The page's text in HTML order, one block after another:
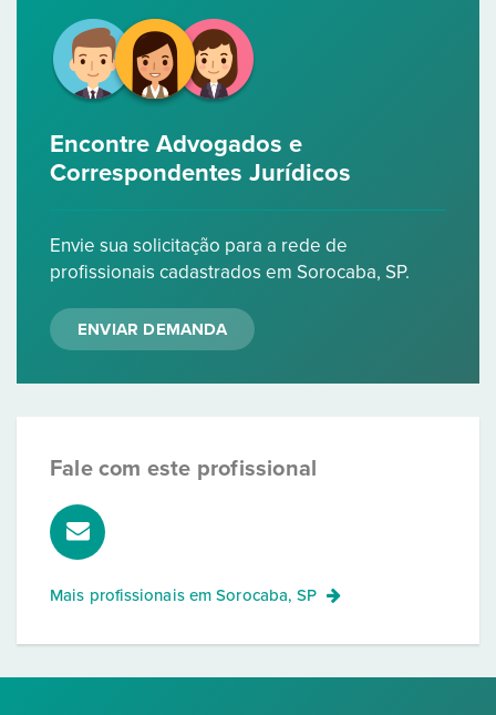
Encontre Advogados e
Correspondentes Jurídicos
Envie sua solicitação para a rede de
profissionais cadastrados em Sorocaba, SP.
ENVIAR DEMANDA
Fale com este profissional
Mais profissionais emSorocaba, SP